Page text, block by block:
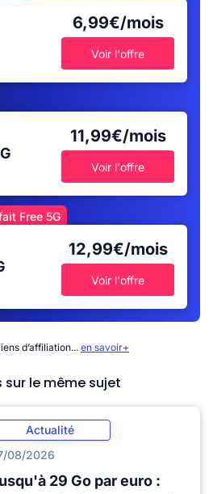
6,99€/mois
Voir l'offre
11,99€/mois
Voir l'offre
Free 5G
12,99€/mois
Voir l'offre
d’affiliation... en savoir+
sur le même sujet
Actualité
08/2026
29 Go par euro :